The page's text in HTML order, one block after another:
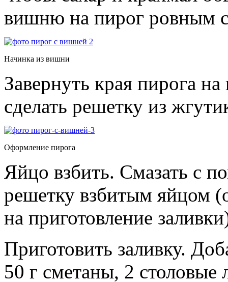
вишню на пирог ровным
Начинка из вишни
Завернуть края пирога
сделать решетку из
Оформление пирога
Яйцо взбить. Смазать с
решетку взбитым яйцом
на приготовление
Приготовить заливку.
50 г сметаны, 2